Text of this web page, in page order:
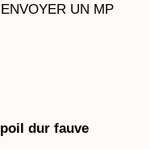
UN MP
dur fauve